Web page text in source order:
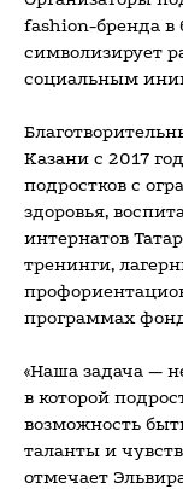
fashion-бренда в
символизирует
социальным
Казани с 2017
подростков с
здоровья,
интернатов
тренинги,
программах
«Наша задача —
в которой
возможность
таланты и
отмечает